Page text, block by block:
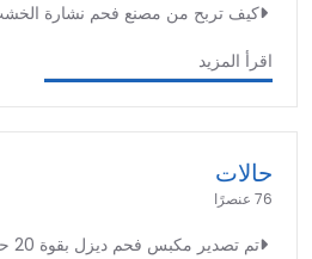
كيف تربح من مصنع فحم نشارة
اقرأ المزيد
حالات
76 عنصرًا
تم تصدير مكبس فحم ديزل بقوة 20 حصان بنجاح إلى السنغال